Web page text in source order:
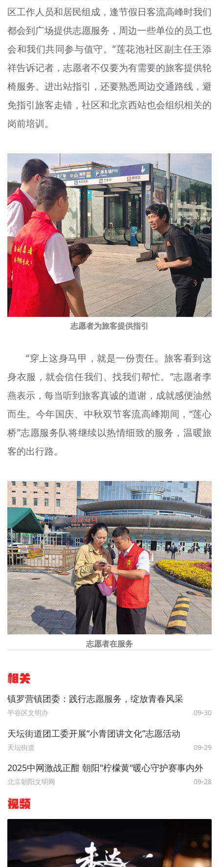
区工作人员和居民组成，逢节假日客流高峰时我们
都会到广场提供志愿服务，周边一些单位的员工也
会和我们共同参与值守。”莲花池社区副主任王添
祥告诉记者，志愿者不仅要为有需要的旅客提供轮
椅服务、进出站指引，还要熟悉周边交通路线，避
免指引旅客走错，社区和北京西站也会组织相关的
岗前培训。
志愿者为旅客提供指引
“穿上这身马甲，就是一份责任。旅客看到这
身衣服，就会信任我们、找我们帮忙。”志愿者李
燕表示，每当听到旅客真诚的道谢，成就感便油然
而生。今年国庆、中秋双节客流高峰期间，“莲心
桥”志愿服务队将继续以热情细致的服务，温暖旅
客的出行路。
志愿者在服务
相关
镇罗营镇团委：践行志愿服务，绽放青春风采
平谷区文明办 09-30
天坛街道团工委开展“小青团讲文化”志愿活动
天坛街道 09-29
2025中网激战正酣 朝阳"柠檬黄"暖心守护赛事内外
北京朝阳文明网 09-28
视频